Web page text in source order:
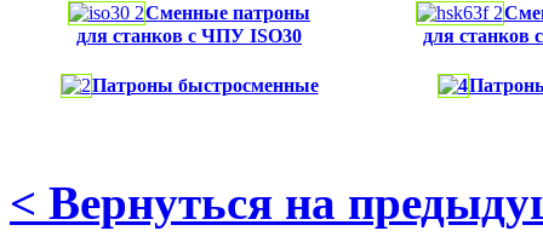
Сменные патроны
для станков с ЧПУ ISO30
для станков
Патроны быстросменные
< Вернуться на